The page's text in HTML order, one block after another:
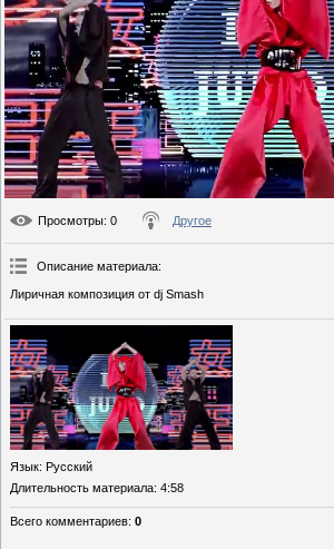
Просмотры: 0 Другое
Описание материала:
Лиричная композиция от dj Smash
Язык: Русский
Длительность материала: 4:58
Всего комментариев: 0